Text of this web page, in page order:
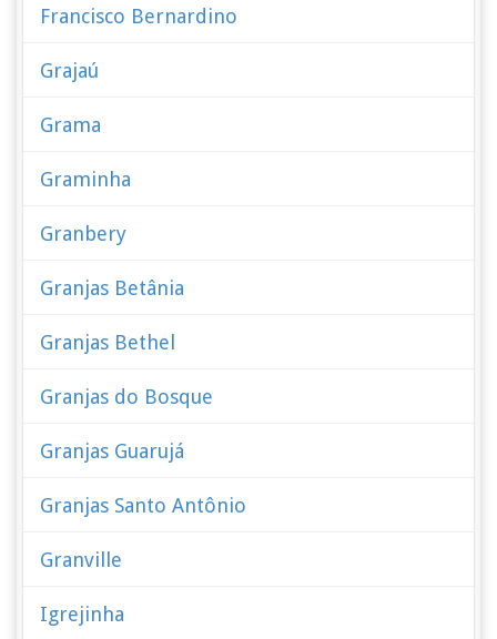
Francisco Bernardino
Grajaú
Grama
Graminha
Granbery
Granjas Betânia
Granjas Bethel
Granjas do Bosque
Granjas Guarujá
Granjas Santo Antônio
Granville
Igrejinha